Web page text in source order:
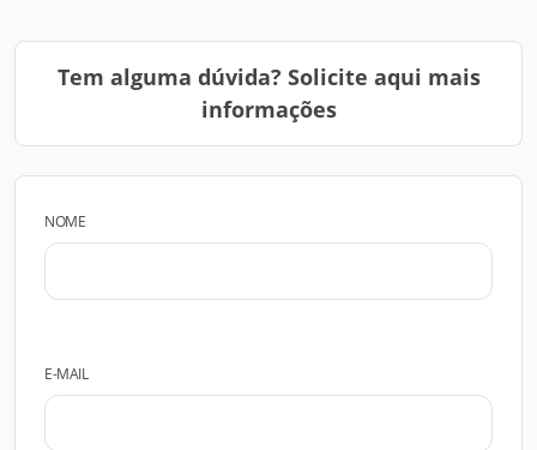
Tem alguma dúvida? Solicite aqui mais
informações
NOME
E-MAIL